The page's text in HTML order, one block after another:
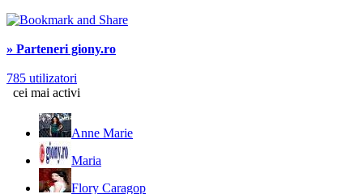
» Parteneri giony.ro
785 utilizatori
cei mai activi
Anne Marie
Maria
Flory Caragop